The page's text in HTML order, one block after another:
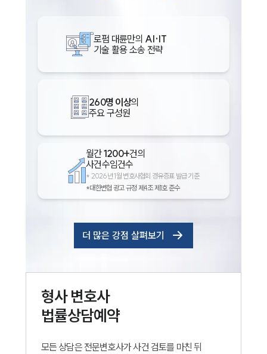
로펌 대륜만의 AI·IT
기술 활용 소송 전략
260명 이상의
주요 구성원
월간1200+건의
사건수임건수
* 2026년 1월 변호사협회 경유증표 발급 기준
*대한변협 광고 규정 제4조 제1호 준수
더 많은 강점 살펴보기
형사변호사
법률상담예약
모든 상담은 전문변호사가 사건 검토를 마친 뒤